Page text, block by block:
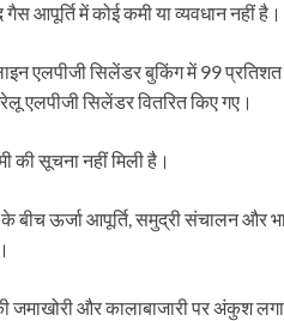
आपूर्ति में कोई कमी या व्यवधान नहीं है।
एलपीजी सिलेंडर बुकिंग में 99
एलपीजी सिलेंडर वितरित किए गए।
की सूचना नहीं मिली है।
बीच ऊर्जा आपूर्ति, समुद्री संचालन और
और कालाबाजारी पर अंकुश